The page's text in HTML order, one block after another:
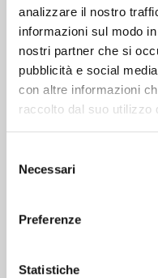
analizzare il nostro
informazioni sul modo
nostri partner che si
pubblicità e social
con altre informazioni
raccolto dal suo utilizzo
delNecessari
Preferenze
Statistiche